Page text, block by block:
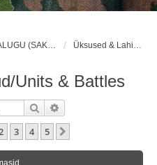
AJALUGU (SAKSA SÕJAVÄGI) / HISTORY (GERMAN ARMY) Üksused & Lahingud/Units & Battles
Units & Battles
Otsi
3 4 5